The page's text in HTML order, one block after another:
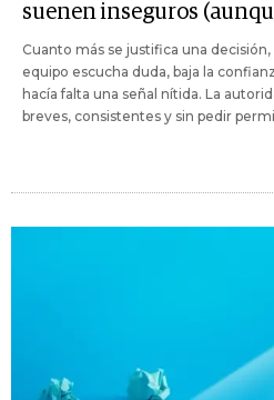
suenen inseguros
Cuanto más se justifica una
equipo escucha duda, baja la
hacía falta una señal nítida. La
breves, consistentes y sin pedir